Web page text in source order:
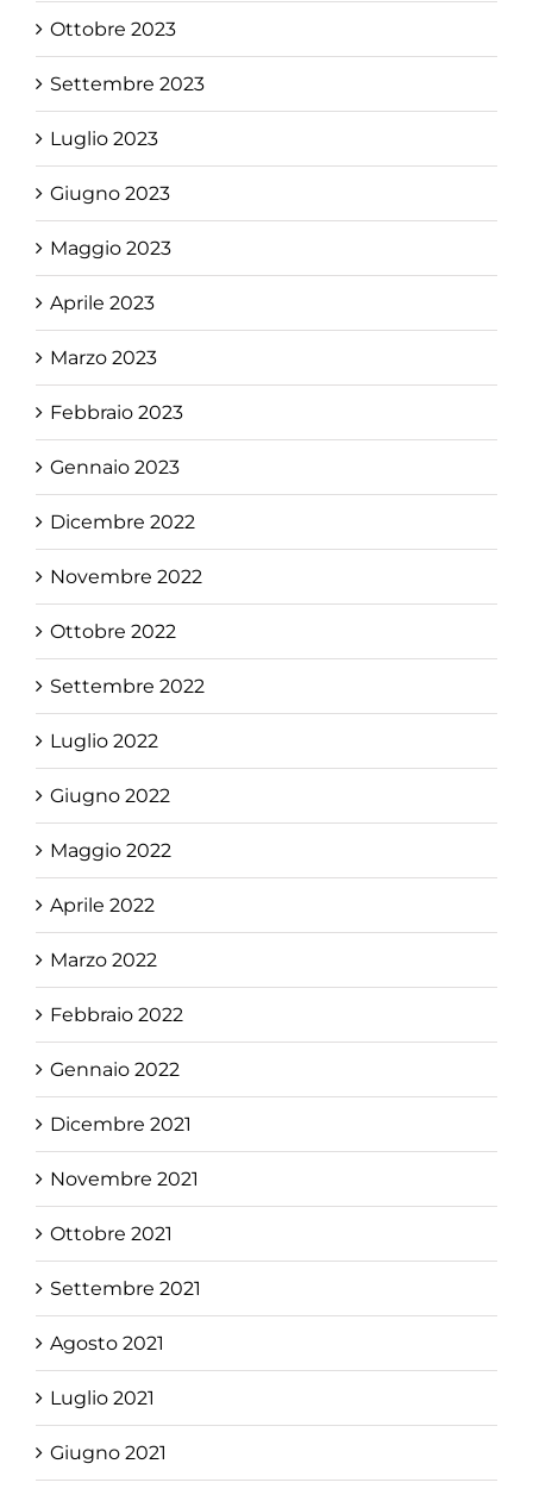
Ottobre 2023
Settembre 2023
Luglio 2023
Giugno 2023
Maggio 2023
Aprile 2023
Marzo 2023
Febbraio 2023
Gennaio 2023
Dicembre 2022
Novembre 2022
Ottobre 2022
Settembre 2022
Luglio 2022
Giugno 2022
Maggio 2022
Aprile 2022
Marzo 2022
Febbraio 2022
Gennaio 2022
Dicembre 2021
Novembre 2021
Ottobre 2021
Settembre 2021
Agosto 2021
Luglio 2021
Giugno 2021